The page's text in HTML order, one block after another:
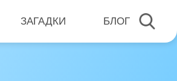
ЗАГАДКИ БЛОГ